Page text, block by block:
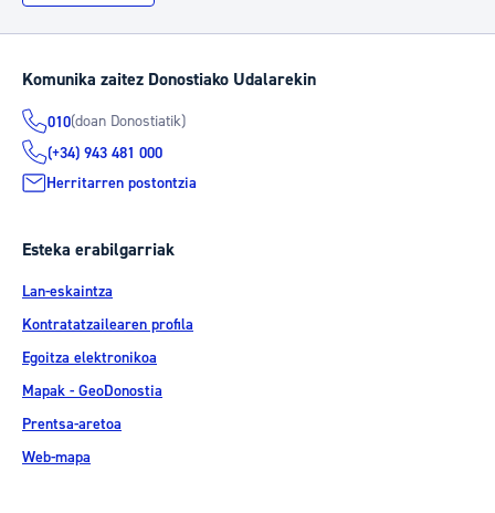
Komunika zaitez Donostiako Udalarekin
010(doan Donostiatik)
(+34) 943 481 000
Herritarren postontzia
Esteka erabilgarriak
Lan-eskaintza
Kontratatzailearen profila
Egoitza elektronikoa
Mapak - GeoDonostia
Prentsa-aretoa
Web-mapa